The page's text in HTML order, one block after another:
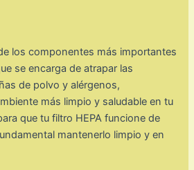
los componentes más importantes
se encarga de atrapar las
de polvo y alérgenos,
más limpio y saludable en tu
que tu filtro HEPA funcione de
mantenerlo limpio y en